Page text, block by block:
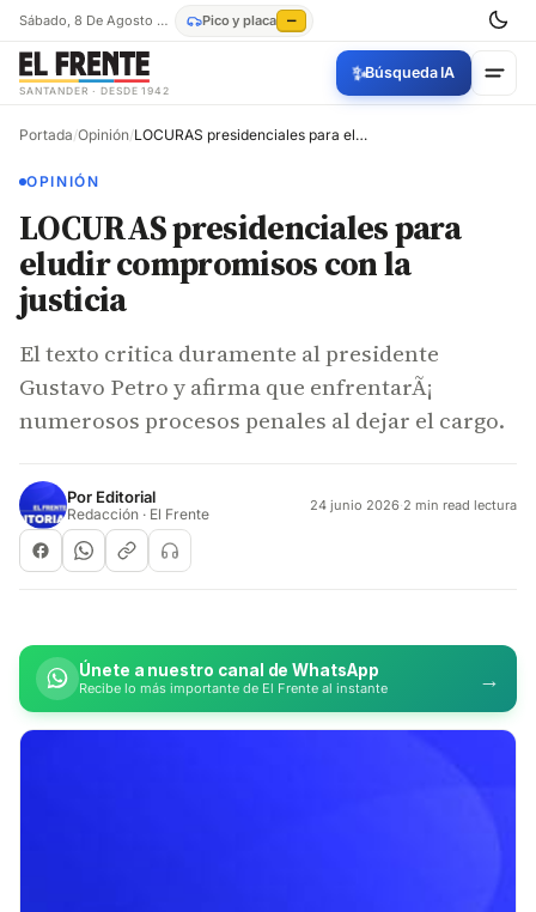
Sábado, 8 De Agosto De 2026 Pico y placa —
SANTANDER · DESDE 1942
✨Búsqueda IA
Portada/Opinión/ LOCURAS presidenciales para eludir compromisos con la justicia
OPINIÓN
LOCURAS presidenciales para
eludir compromisos con la
justicia
El texto critica duramente al presidente
Gustavo Petro y afirma que enfrentarÃ¡
numerosos procesos penales al dejar el cargo.
Por Editorial
Redacción · El Frente 24 junio 2026·2 min read lectura
Únete a nuestro canal de WhatsApp
Recibe lo más importante de El Frente al instante →